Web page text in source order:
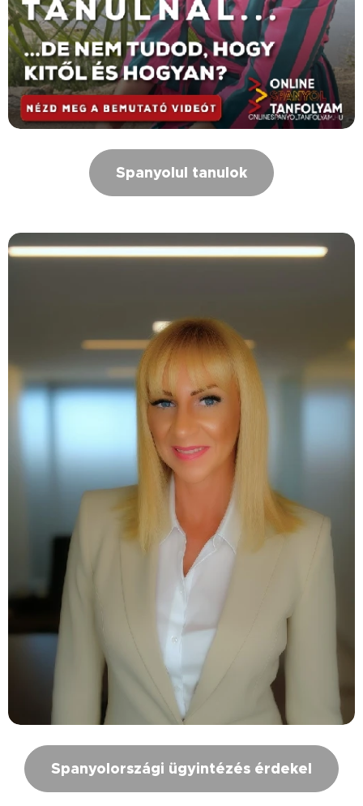
Spanyolul tanulok
Spanyolországi ügyintézés érdekel